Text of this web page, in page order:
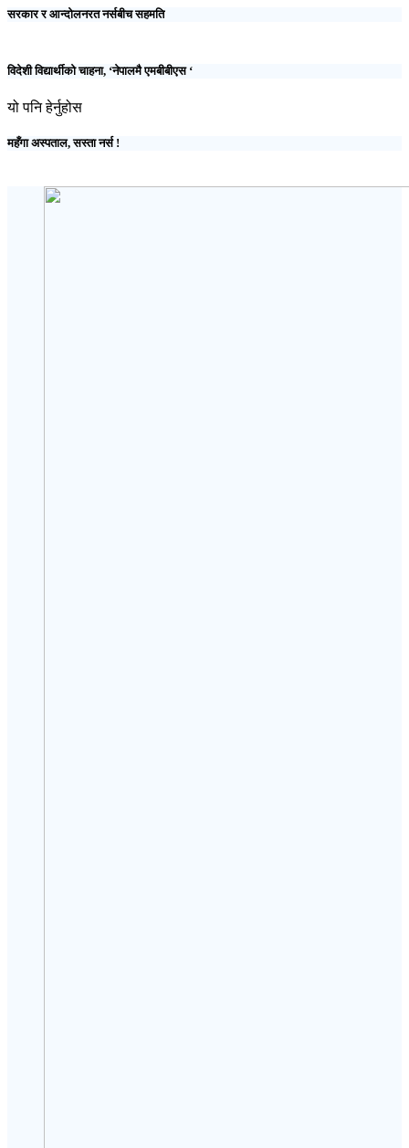
सरकार र आन्दोलनरत नर्सबीच सहमति
विदेशी विद्यार्थीको चाहना, ‘नेपालमै एमबीबीएस ‘
यो पनि हेर्नुहोस
महँगा अस्पताल, सस्ता नर्स !